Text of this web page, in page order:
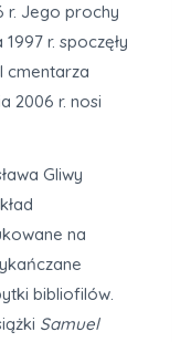
r. Jego prochy
r. spoczęły
cmentarza
2006 r. nosi
Gliwy
na
bibliofilów.
Samuel